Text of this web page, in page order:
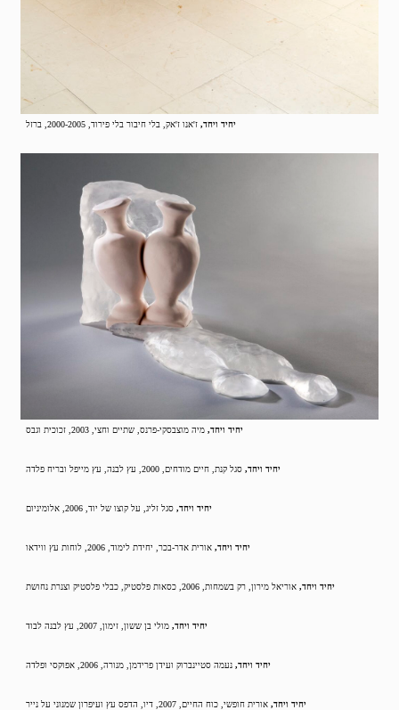
יחיד ויחד, ז'אנו ז'אק, בלי חיבור בלי פירוד, 2000-2005, ברזל
יחיד ויחד, מיה מוצבסקי-פרנס, שתיים וחצי, 2003, זכוכית וגבס
יחיד ויחד, סגל קנת, חיים מודחים, 2000, עץ לבנה, עץ מייפל ובריח פלדה
יחיד ויחד, סגל זליג, על קוצו של יוד, 2006, אלומיניום
יחיד ויחד, אורית אדר-בכר, יחידת לימוד, 2006, לוחות עץ ווידאו
יחיד ויחד, אוריאל מירון, רק בשמחות, 2006, כסאות פלסטיק, כבלי פלסטיק וצנרת נחושת
יחיד ויחד, מולי בן ששון, זימון, 2007, עץ לבנה לבוד
יחיד ויחד, נעמה סטיינברוק ועידן פרידמן, מנורה, 2006, אפוקסי ופלדה
יחיד ויחד, אורית חופשי, כוח החיים, 2007, דיו, הדפס עץ ועיפרון שמנוני על נייר